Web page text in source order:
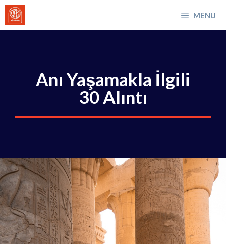
İçeriğe
atla
MENU
Anı Yaşamakla İlgili
30 Alıntı